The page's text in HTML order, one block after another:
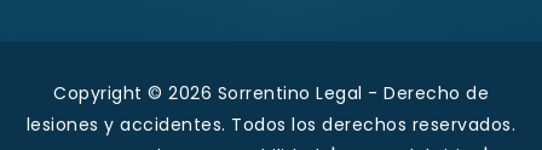
Copyright © 2026 Sorrentino Legal - Derecho de
lesiones y accidentes. Todos los derechos reservados.